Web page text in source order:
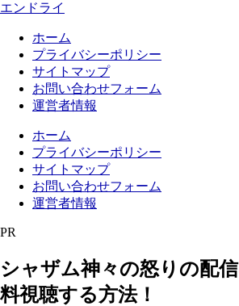
エンドライ
ホーム
プライバシーポリシー
サイトマップ
お問い合わせフォーム
運営者情報
ホーム
プライバシーポリシー
サイトマップ
お問い合わせフォーム
運営者情報
PR
シャザム神々の怒りの配
料視聴する方法！